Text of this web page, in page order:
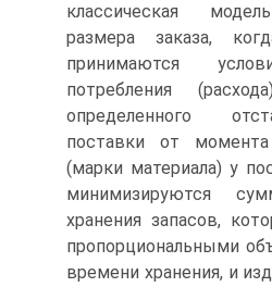
классическая
размера заказа,
принимаются
потребления
определенного
поставки от момента
(марки материала) у
минимизируются
хранения запасов,
пропорциональными
времени хранения, и